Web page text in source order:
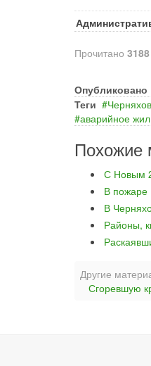
Прочитано 3188
Опубликовано
Теги
аварийное
Похожие
С Новым
В пожаре
В
Районы,
Другие
Сгоревшую